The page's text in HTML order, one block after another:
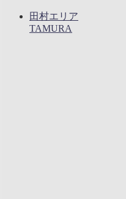
田村エリア
TAMURA